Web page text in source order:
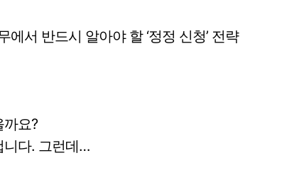
서 반드시 알아야 할 ‘정정 신청’ 전략
요?
니다. 그런데…